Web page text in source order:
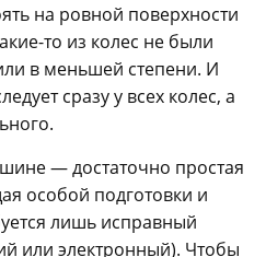
на ровной поверхности
то из колес не были
в меньшей степени. И
сразу у всех колес, а
— достаточно простая
особой подготовки и
лишь исправный
или электронный). Чтобы